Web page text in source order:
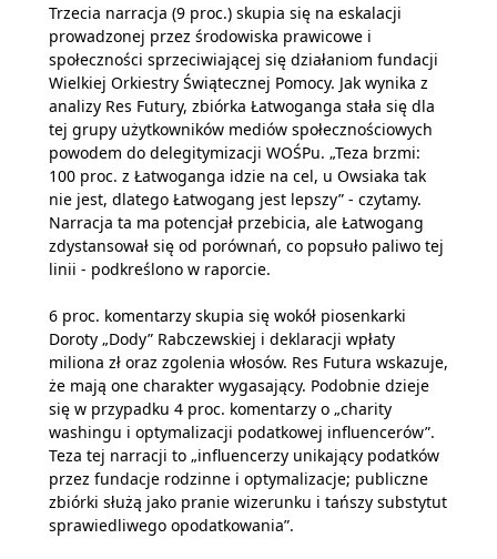
Trzecia narracja (9 proc.) skupia się na eskalacji
prowadzonej przez środowiska prawicowe i
społeczności sprzeciwiającej się działaniom fundacji
Wielkiej Orkiestry Świątecznej Pomocy. Jak wynika z
analizy Res Futury, zbiórka Łatwoganga stała się dla
tej grupy użytkowników mediów społecznościowych
powodem do delegitymizacji WOŚPu. „Teza brzmi:
100 proc. z Łatwoganga idzie na cel, u Owsiaka tak
nie jest, dlatego Łatwogang jest lepszy” - czytamy.
Narracja ta ma potencjał przebicia, ale Łatwogang
zdystansował się od porównań, co popsuło paliwo tej
linii - podkreślono w raporcie.
6 proc. komentarzy skupia się wokół piosenkarki
Doroty „Dody” Rabczewskiej i deklaracji wpłaty
miliona zł oraz zgolenia włosów. Res Futura wskazuje,
że mają one charakter wygasający. Podobnie dzieje
się w przypadku 4 proc. komentarzy o „charity
washingu i optymalizacji podatkowej influencerów”.
Teza tej narracji to „influencerzy unikający podatków
przez fundacje rodzinne i optymalizacje; publiczne
zbiórki służą jako pranie wizerunku i tańszy substytut
sprawiedliwego opodatkowania”.